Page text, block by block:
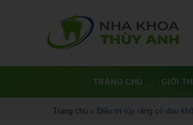
TRANG CHỦ GIỚI
Trang chủ » Điều trị tủy răng có đau